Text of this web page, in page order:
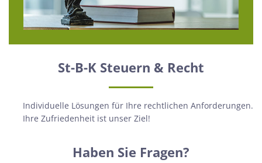
St-B-K Steuern & Recht
Individuelle Lösungen für Ihre rechtlichen Anforderungen.
Ihre Zufriedenheit ist unser Ziel!
Haben Sie Fragen?